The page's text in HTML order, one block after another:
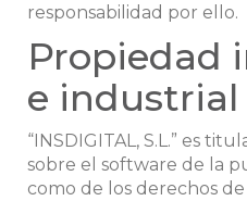
responsabilidad por ello.
Propiedad
e industrial
“INSDIGITAL, S.L.” es
sobre el software de la
como de los derechos